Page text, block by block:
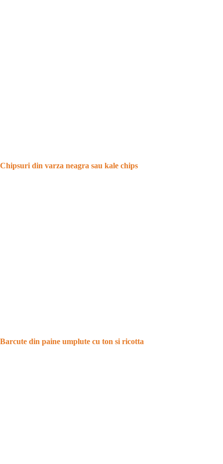
Chipsuri din varza neagra sau kale chips
Barcute din paine umplute cu ton si ricotta